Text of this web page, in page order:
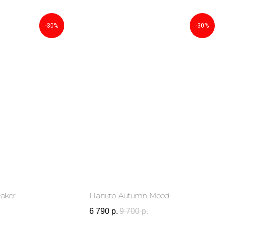
-30% -30%
Пальто Autumn Mood
6 790 р. 9 700 р.